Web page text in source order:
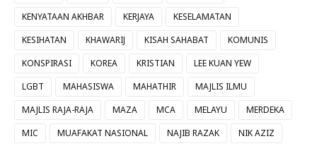
KENYATAAN AKHBAR
KERJAYA
KESELAMATAN
KESIHATAN
KHAWARIJ KISAH SAHABAT
KOMUNIS
KONSPIRASI
KOREA KRISTIAN
LEE KUAN YEW
LGBT
MAHASISWA MAHATHIR
MAJLIS ILMU
MAJLIS RAJA-RAJA
MAZA MCA MELAYU
MERDEKA
MIC
MUAFAKAT NASIONAL NAJIB RAZAK
NIK AZIZ